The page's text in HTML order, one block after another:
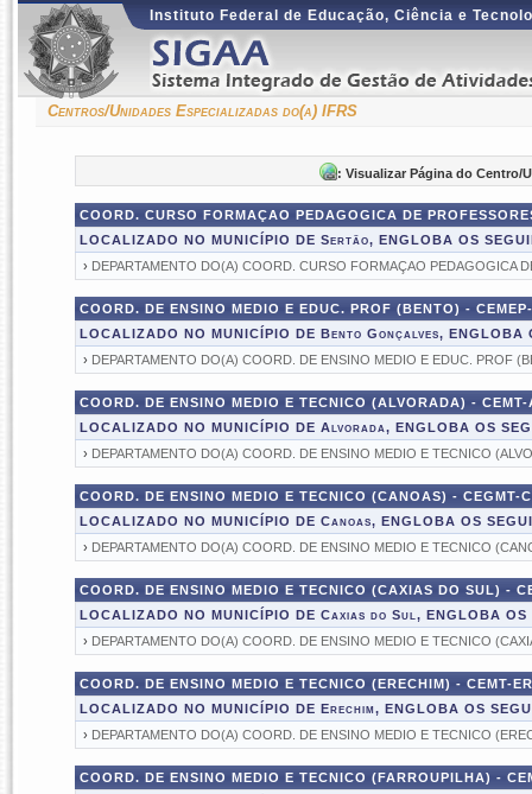
Instituto Federal de Educação, Ciência e
Centros/Unidades Especializadas do(a) IFRS
: Visualizar Página do Centro/
COORD. CURSO FORMAÇAO PEDAGOGICA DE
LOCALIZADO NO MUNICÍPIO DE Sertão, ENGLOBA OS
› DEPARTAMENTO DO(A) COORD. CURSO FORMAÇAO PEDAGOGICA
COORD. DE ENSINO MEDIO E EDUC. PROF (BENTO) -
LOCALIZADO NO MUNICÍPIO DE Bento Gonçalves, ENGLOBA
› DEPARTAMENTO DO(A) COORD. DE ENSINO MEDIO E EDUC. PROF
COORD. DE ENSINO MEDIO E TECNICO (ALVORADA) - CEMT-
LOCALIZADO NO MUNICÍPIO DE Alvorada, ENGLOBA OS
› DEPARTAMENTO DO(A) COORD. DE ENSINO MEDIO E TECNICO
COORD. DE ENSINO MEDIO E TECNICO (CANOAS) - CEGMT-
LOCALIZADO NO MUNICÍPIO DE Canoas, ENGLOBA OS
› DEPARTAMENTO DO(A) COORD. DE ENSINO MEDIO E TECNICO
COORD. DE ENSINO MEDIO E TECNICO (CAXIAS DO SUL) -
LOCALIZADO NO MUNICÍPIO DE Caxias do Sul, ENGLOBA OS
› DEPARTAMENTO DO(A) COORD. DE ENSINO MEDIO E TECNICO
COORD. DE ENSINO MEDIO E TECNICO (ERECHIM) - CEMT-
LOCALIZADO NO MUNICÍPIO DE Erechim, ENGLOBA OS
› DEPARTAMENTO DO(A) COORD. DE ENSINO MEDIO E TECNICO
COORD. DE ENSINO MEDIO E TECNICO (FARROUPILHA) -